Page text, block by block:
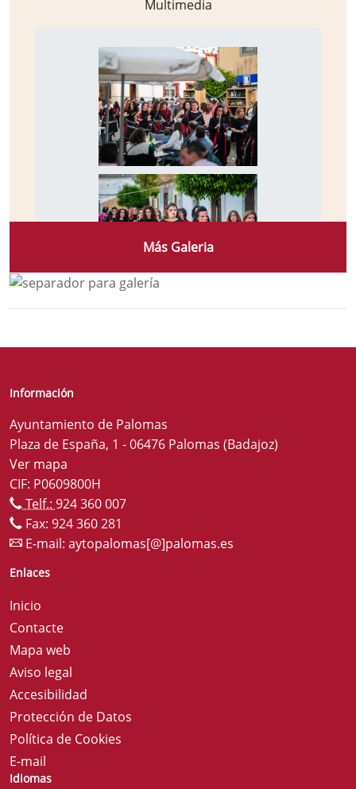
Multimedia
Más Galeria
Información
Ayuntamiento de Palomas
Plaza de España, 1 - 06476 Palomas (Badajoz)
Ver mapa
CIF: P0609800H
Telf.: 924 360 007
Fax: 924 360 281
E-mail: aytopalomas[@]palomas.es
Enlaces
Inicio
Contacte
Mapa web
Aviso legal
Accesibilidad
Protección de Datos
Política de Cookies
E-mail
Idiomas